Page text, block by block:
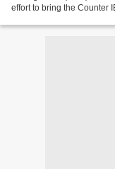
effort to bring the Counter